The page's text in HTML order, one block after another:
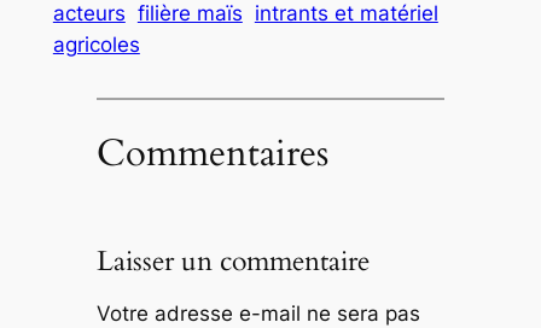
acteurs filière maïs intrants et matériel
agricoles
Commentaires
Laisser un commentaire
Votre adresse e-mail ne sera pas